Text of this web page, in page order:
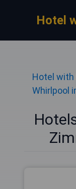
Hotel
Hotel with
Whirlpool